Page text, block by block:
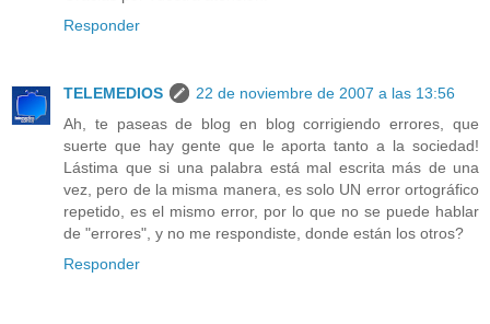
Responder
TELEMEDIOS
22 de noviembre de 2007 a las 13:56
Ah, te paseas de blog en blog corrigiendo errores, que
suerte que hay gente que le aporta tanto a la sociedad!
Lástima que si una palabra está mal escrita más de una
vez, pero de la misma manera, es solo UN error ortográfico
repetido, es el mismo error, por lo que no se puede hablar
de "errores", y no me respondiste, donde están los otros?
Responder